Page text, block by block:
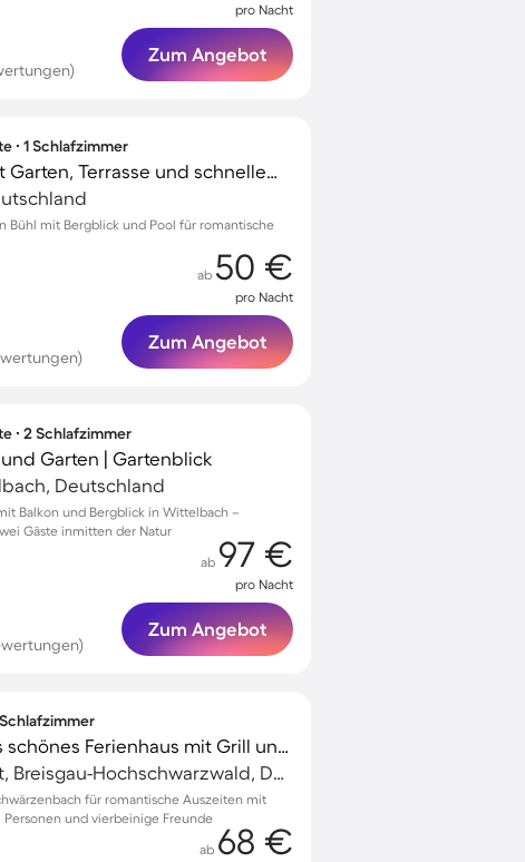
pro Nacht
Zum Angebot
∙ 1 Schlafzimmer
Ferienwohnung mit Garten, Terrasse und schnellem Internet | Bergblick
Bühl mit Bergblick und Pool für romantische
ab 50 €
pro Nacht
Zum Angebot
∙ 2 Schlafzimmer
Garten | Gartenblick
Deutschland
Balkon und Bergblick in Wittelbach –
Gäste inmitten der Natur
ab 97 €
pro Nacht
Zum Angebot
Schlafzimmer
Kinderfreundliches schönes Ferienhaus mit Grill und Garten | Gartenblick | Haustiere erlaubt
Titisee-Neustadt, Breisgau-Hochschwarzwald, Deutschland
für romantische Auszeiten mit
und vierbeinige Freunde
ab 68 €